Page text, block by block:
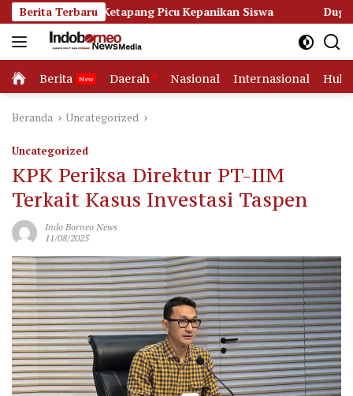
Langsung
ke
konten
Berita Terbaru
3 Ketapang Picu Kepanikan Siswa Dugaan Korupsi
Home
Berita Daerah Nasional Internasional
Beranda Uncategorized
Uncategorized
KPK Periksa Direktur PT-IIM
Terkait Kasus Investasi Taspen
Indo Borneo News
11/08/2025